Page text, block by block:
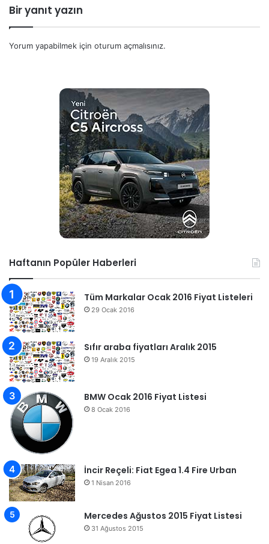
Bir yanıt yazın
Yorum yapabilmek için oturum açmalısınız.
Haftanın Popüler Haberleri
Tüm Markalar Ocak 2016 Fiyat Listeleri
29 Ocak 2016
Sıfır araba fiyatları Aralık 2015
19 Aralık 2015
BMW Ocak 2016 Fiyat Listesi
8 Ocak 2016
İncir Reçeli: Fiat Egea 1.4 Fire Urban
1 Nisan 2016
Mercedes Ağustos 2015 Fiyat Listesi
31 Ağustos 2015